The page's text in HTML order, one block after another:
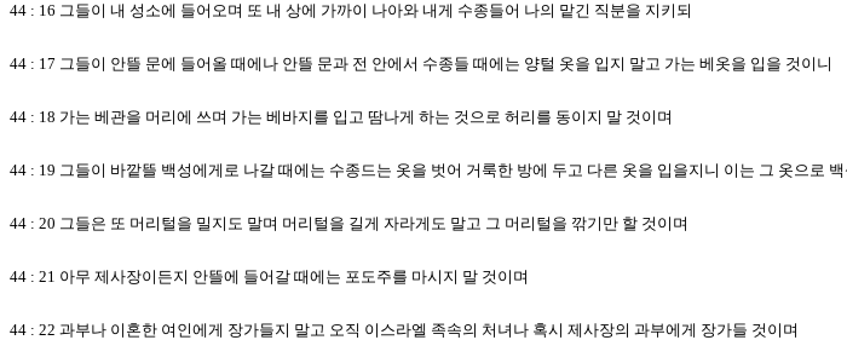
44 : 16 그들이 내 성소에 들어오며 또 내 상에 가까이 나아와 내게 수종들어 나의 맡긴 직분을 지키되
44 : 17 그들이 안뜰 문에 들어올 때에나 안뜰 문과 전 안에서 수종들 때에는 양털 옷을 입지 말고 가는 베옷을 입을 것이니
44 : 18 가는 베관을 머리에 쓰며 가는 베바지를 입고 땀나게 하는 것으로 허리를 동이지 말 것이며
44 : 19 그들이 바깥뜰 백성에게로 나갈 때에는 수종드는 옷을 벗어 거룩한 방에 두고 다른 옷을 입을지니 이는 그 옷으로
44 : 20 그들은 또 머리털을 밀지도 말며 머리털을 길게 자라게도 말고 그 머리털을 깎기만 할 것이며
44 : 21 아무 제사장이든지 안뜰에 들어갈 때에는 포도주를 마시지 말 것이며
44 : 22 과부나 이혼한 여인에게 장가들지 말고 오직 이스라엘 족속의 처녀나 혹시 제사장의 과부에게 장가들 것이며